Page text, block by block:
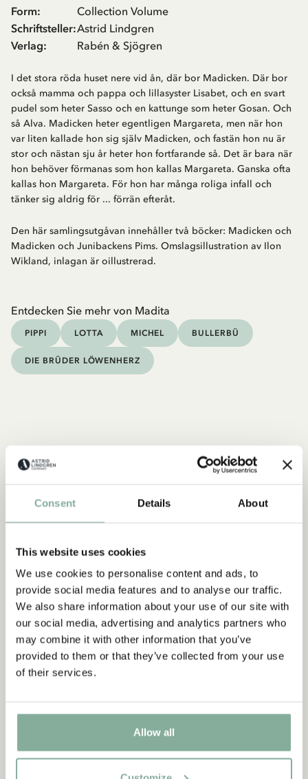
Consent Details About
This website uses cookies
We use cookies to personalise content and ads, to
provide social media features and to analyse our traffic.
We also share information about your use of our site with
our social media, advertising and analytics partners who
may combine it with other information that you’ve
provided to them or that they’ve collected from your use
of their services.
Allow all
Form:
Collection Volume
Schriftsteller:Astrid Lindgren
Verlag: Rabén & Sjögren
I det stora röda huset nere vid ån, där bor Madicken. Där bor
också mamma och pappa och lillasyster Lisabet, och en svart
pudel som heter Sasso och en kattunge som heter Gosan. Och
så Alva. Madicken heter egentligen Margareta, men när hon
var liten kallade hon sig själv Madicken, och fastän hon nu är
stor och nästan sju år heter hon fortfarande så. Det är bara när
hon behöver förmanas som hon kallas Margareta. Ganska ofta
kallas hon Margareta. För hon har många roliga infall och
tänker sig aldrig för ... förrän efteråt.
Den här samlingsutgåvan innehåller två böcker: Madicken och
Madicken och Junibackens Pims. Omslagsillustration av Ilon
Wikland, inlagan är oillustrerad.
Entdecken Sie mehr von Madita
PIPPI LOTTA MICHEL BULLERBÜ
DIE BRÜDER LÖWENHERZ